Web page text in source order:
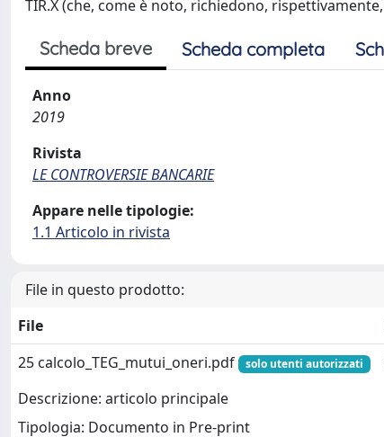
TIR.X (che, come è noto, richiedono,
Scheda breve Scheda completa
Anno
2019
Rivista
LE CONTROVERSIE BANCARIE
Appare nelle tipologie:
1.1 Articolo in rivista
File in questo prodotto:
File
25 calcolo_TEG_mutui_oneri.pdf
solo utenti autorizzati
Descrizione: articolo principale
Tipologia: Documento in Pre-print